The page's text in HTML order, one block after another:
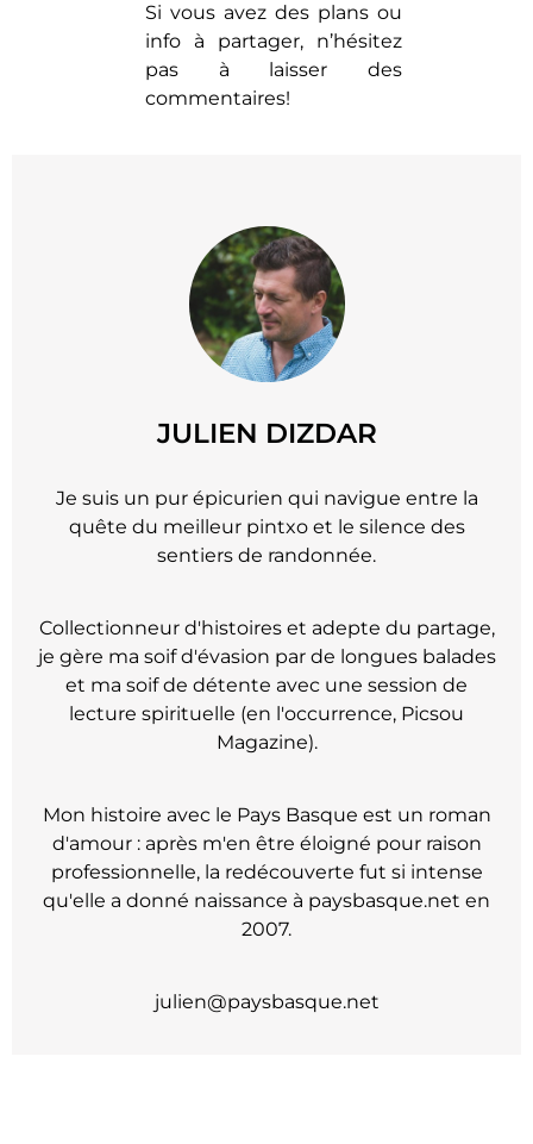
JULIEN DIZDAR
Je suis un pur épicurien qui navigue entre la
quête du meilleur pintxo et le silence des
sentiers de randonnée.
Collectionneur d'histoires et adepte du partage,
je gère ma soif d'évasion par de longues balades
et ma soif de détente avec une session de
lecture spirituelle (en l'occurrence, Picsou
Magazine).
Mon histoire avec le Pays Basque est un roman
d'amour : après m'en être éloigné pour raison
professionnelle, la redécouverte fut si intense
qu'elle a donné naissance à paysbasque.net en
2007.
julien@paysbasque.net
Si vous avez des plans ou
info à partager, n’hésitez
pas à laisser des
commentaires!